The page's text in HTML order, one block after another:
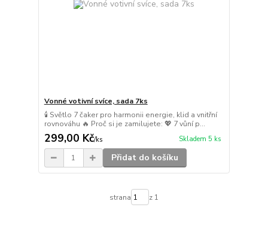
Vonné votivní svíce, sada 7ks
🕯️ Světlo 7 čaker pro harmonii energie, klid a vnitřní
rovnováhu 🔥 Proč si je zamilujete: 💖 7 vůní p...
299,00 Kč/ks Skladem 5 ks
Přidat do košíku
strana z 1